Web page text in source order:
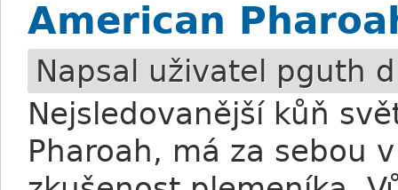
American
Napsal uživatel pguth
Nejsledovanější kůň
Pharoah, má za sebou